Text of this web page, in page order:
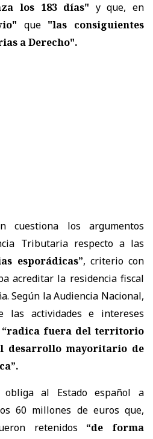
los 183 días" y que, en
que "las consiguientes
a Derecho".
cuestiona los argumentos
Tributaria respecto a las
esporádicas”, criterio con
acreditar la residencia fiscal
Según la Audiencia Nacional,
las actividades e intereses
“radica fuera del territorio
desarrollo mayoritario de
obliga al Estado español a
60 millones de euros que,
retenidos “de forma